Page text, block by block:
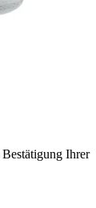
Ihrer